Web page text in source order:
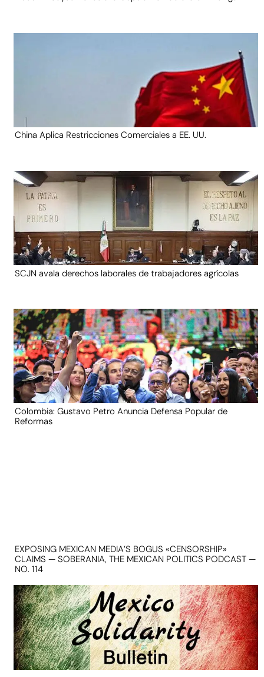
China Aplica Restricciones Comerciales a EE. UU.
SCJN avala derechos laborales de trabajadores agrícolas
Colombia: Gustavo Petro Anuncia Defensa Popular de
Reformas
EXPOSING MEXICAN MEDIA’S BOGUS «CENSORSHIP»
CLAIMS — SOBERANIA, THE MEXICAN POLITICS PODCAST —
NO. 114